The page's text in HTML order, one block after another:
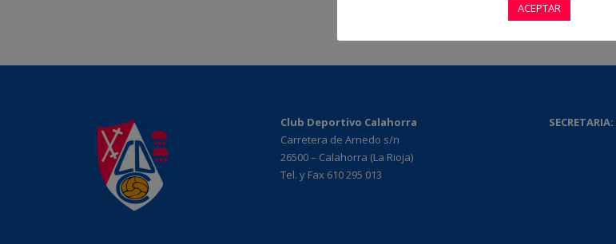
Club Deportivo Calahorra
Carretera de Arnedo s/n
26500 – Calahorra (La Rioja)
Tel. y Fax 610 295 013
SECRETARIA:
ACEPTAR